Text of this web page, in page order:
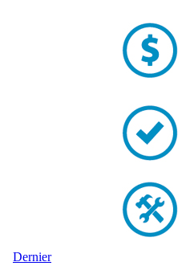
Dernier